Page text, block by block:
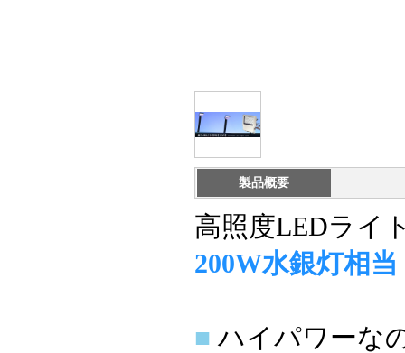
製品概要
高照度LEDライ
200W水銀灯相
■ ハイパワーな